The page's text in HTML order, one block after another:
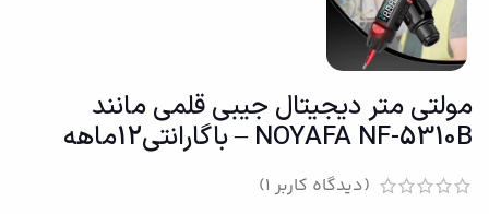
مولتی متر دیجیتال جیبی قلمی مانند
NOYAFA NF-5310B – باگارانتی12ماهه
(دیدگاه کاربر 1
)